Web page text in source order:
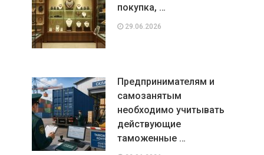
покупка, …
29.06.2026
Предпринимателям и
самозанятым
необходимо учитывать
действующие
таможенные …